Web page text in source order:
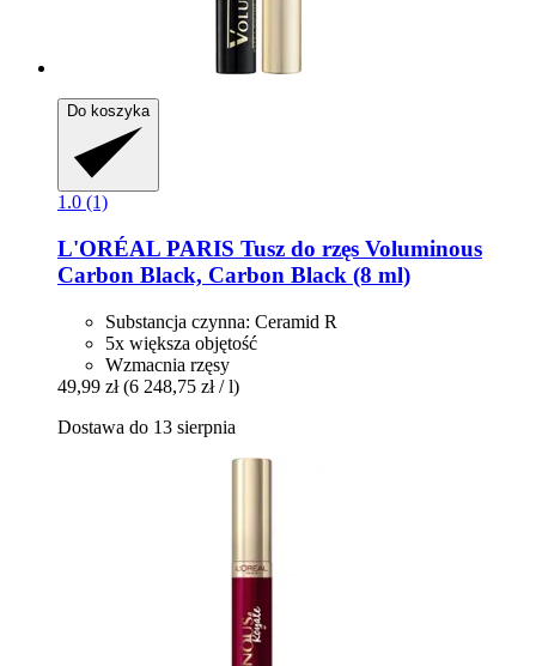
Do koszyka
1.0 (1)
L'ORÉAL PARIS Tusz do rzęs Voluminous
Carbon Black, Carbon Black (8 ml)
Substancja czynna: Ceramid R
5x większa objętość
Wzmacnia rzęsy
49,99 zł (6 248,75 zł / l)
Dostawa do 13 sierpnia